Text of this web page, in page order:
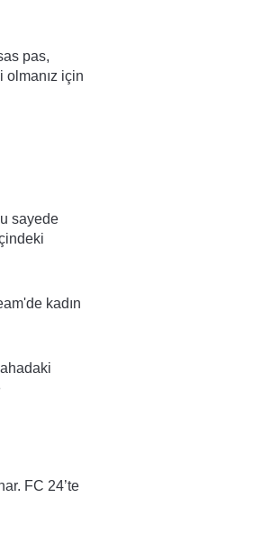
pas,
olmanız için
sayede
kadın
FC 24’te